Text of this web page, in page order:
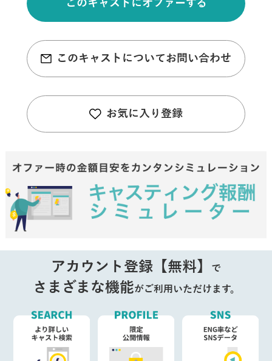
このキャストにオファーする
このキャストについてお問い合わせ
お気に入り登録
アカウント登録【無料】 で
さまざまな機能がご利用いただけます。